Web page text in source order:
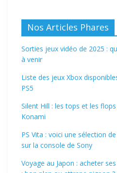
Nos Articles Phares
Sorties jeux vidéo de 2025 :
à venir
Liste des jeux Xbox
PS5
Silent Hill : les tops et les
Konami
PS Vita : voici une sélection
sur la console de Sony
Voyage au Japon : acheter